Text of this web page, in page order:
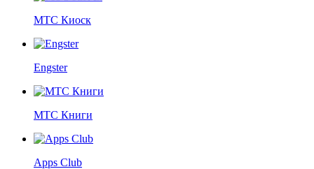
МТС Киоск
Engster
МТС Книги
Apps Club